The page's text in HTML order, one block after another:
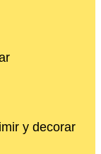
y decorar